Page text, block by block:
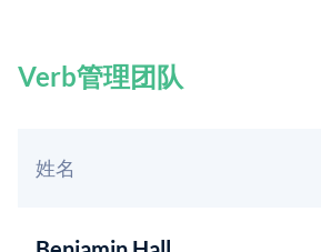
Verb管理团队
姓名